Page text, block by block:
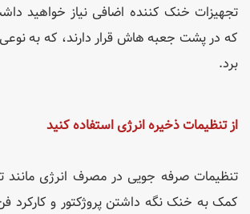
تجهیزات خنک کننده اضافی نیاز خواهید
که در پشت جعبه هاش قرار دارند، که به
برد.
از تنظیمات ذخیره انرژی استفاده کنید
کمک به خنک نگه داشتن پروژکتور و کارکرد